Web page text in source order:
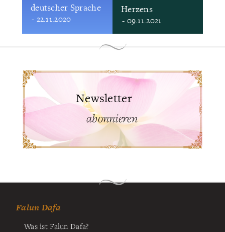
deutscher Sprache
- 22.11.2020
Herzens
- 09.11.2021
abonnieren
Newsletter
Falun Dafa
Was ist Falun Dafa?